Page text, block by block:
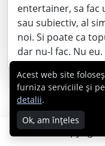
entertainer, sa fac
sau subiectiv, al
noi. Si poate ca
dar nu-l fac. Nu
Copyright
Acest web site
furniza serviciile și
detalii.
Ok, am înțeles